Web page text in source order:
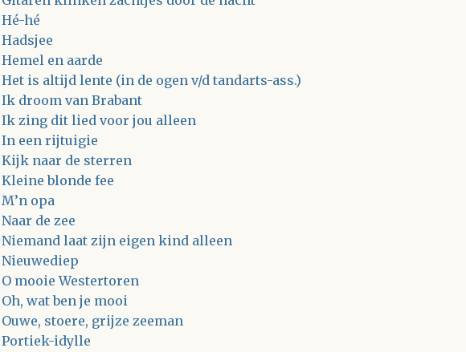
Hé-hé
Hadsjee
Hemel en aarde
Het is altijd lente (in de ogen v/d tandarts-ass.)
Ik droom van Brabant
Ik zing dit lied voor jou alleen
In een rijtuigie
Kijk naar de sterren
Kleine blonde fee
M’n opa
Naar de zee
Niemand laat zijn eigen kind alleen
Nieuwediep
O mooie Westertoren
Oh, wat ben je mooi
Ouwe, stoere, grijze zeeman
Portiek-idylle